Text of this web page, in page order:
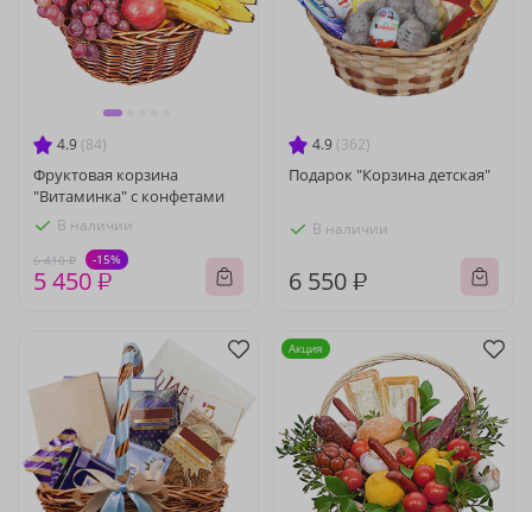
4.9 (84)
Фруктовая корзина
"Витаминка" с конфетами
В наличии
6 410 ₽ -15%
5 450 ₽
4.9 (362)
Подарок "Корзина детская"
В наличии
6 550 ₽
Акция